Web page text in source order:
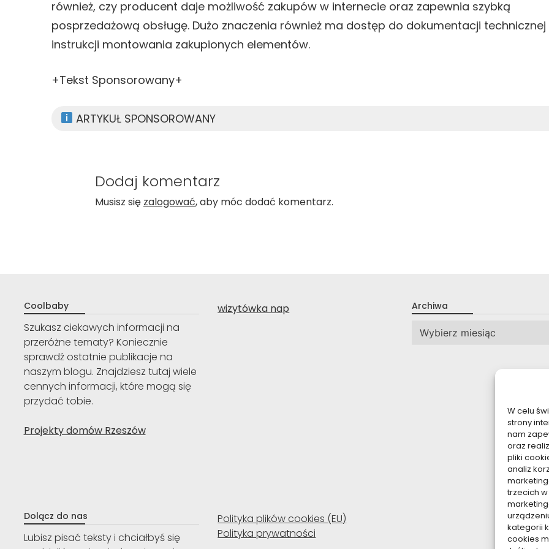
W celu
strony
nam
oraz
pliki
analiz
trzecich
kategorii
cookies
również, czy producent daje możliwość zakupów w internecie oraz zapewnia szybką
posprzedażową obsługę. Dużo znaczenia również ma dostęp do dokumentacji
instrukcji montowania zakupionych elementów.
+Tekst Sponsorowany+
ARTYKUŁ SPONSOROWANY
Dodaj komentarz
Musisz się zalogować, aby móc dodać komentarz.
Coolbaby
Szukasz ciekawych informacji na
przeróżne tematy? Koniecznie
sprawdź ostatnie publikacje na
naszym blogu. Znajdziesz tutaj wiele
cennych informacji, które mogą się
przydać tobie.
Projekty domów Rzeszów
wizytówka nap Archiwa
Archiwa
Dolącz do nas
Lubisz pisać teksty i chciałbyś się
Polityka plików cookies (EU)
Polityka prywatności